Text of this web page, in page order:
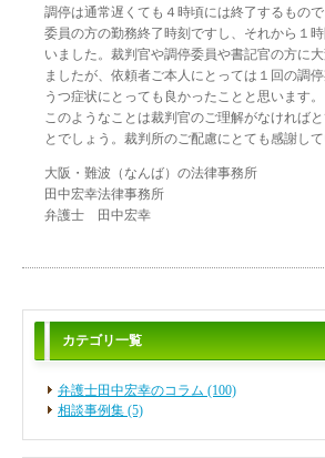
調停は通常遅くても４時頃には終了するもの
委員の方の勤務終了時刻ですし、それから１
いました。裁判官や調停委員や書記官の方に
ましたが、依頼者ご本人にとっては１回の調
うつ症状にとっても良かったことと思います。
このようなことは裁判官のご理解がなければ
とでしょう。裁判所のご配慮にとても感謝して
大阪・難波（なんば）の法律事務所
田中宏幸法律事務所
弁護士 田中宏幸
カテゴリ一覧
弁護士田中宏幸のコラム (100)
相談事例集 (5)